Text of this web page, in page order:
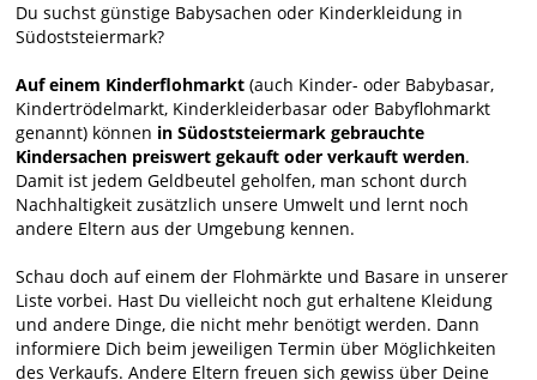
Du suchst günstige Babysachen oder Kinderkleidung in
Südoststeiermark?
Auf einem Kinderflohmarkt (auch Kinder- oder Babybasar,
Kindertrödelmarkt, Kinderkleiderbasar oder Babyflohmarkt
genannt) können in Südoststeiermark gebrauchte
Kindersachen preiswert gekauft oder verkauft werden.
Damit ist jedem Geldbeutel geholfen, man schont durch
Nachhaltigkeit zusätzlich unsere Umwelt und lernt noch
andere Eltern aus der Umgebung kennen.
Schau doch auf einem der Flohmärkte und Basare in unserer
Liste vorbei. Hast Du vielleicht noch gut erhaltene Kleidung
und andere Dinge, die nicht mehr benötigt werden. Dann
informiere Dich beim jeweiligen Termin über Möglichkeiten
des Verkaufs. Andere Eltern freuen sich gewiss über Deine